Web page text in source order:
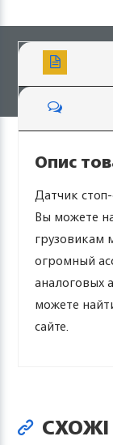
Опис
Датчик
Вы можете
грузовикам
огромный
аналоговых
можете
сайте.